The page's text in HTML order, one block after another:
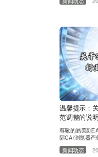
了协会专家、科
题展开深入探
转型与高质量
推进，以及人
温馨提示：
范调整的说明
尊敬的易美刻
际CA/浏览器产
ser Forum）于
据该行业规范，
新闻动态